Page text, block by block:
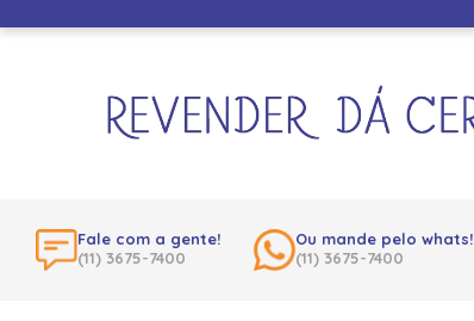
Fale com a gente!
(11) 3675-7400
Ou mande pelo whats!
(11) 3675-7400